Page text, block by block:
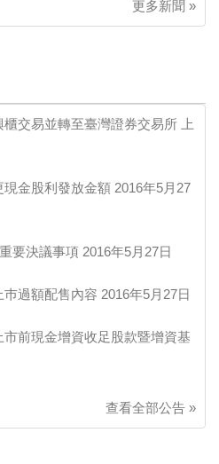
更多新聞 »
交易並轉至臺灣證券交易所 上
金股利發放金額 2016年5月27
要決議事項 2016年5月27日
過額配售內容 2016年5月27日
前現金增資收足股款暨增資基
查看全部公告 »